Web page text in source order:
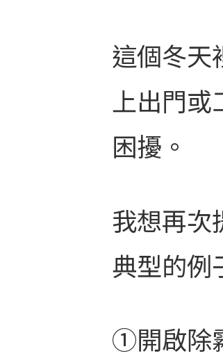
這個冬天
上出門或
困擾。
我想再次
典型的例
①開啟除